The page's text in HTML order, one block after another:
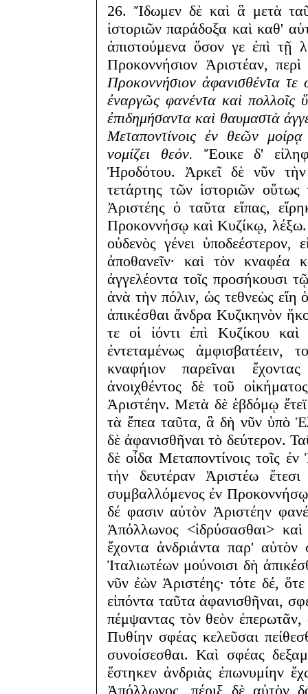
26. Ἴδωμεν δὲ καὶ ἃ μετὰ
ἱστοριῶν παράδοξα καὶ καθ'
ἀπιστούμενα ὅσον γε ἐπὶ τῇ
Προκοννήσιον Ἀριστέαν,
Προκοννήσιον ἀφανισθέντα
ἐναργῶς φανέντα καὶ πολλοῖς
ἐπιδημήσαντα καὶ θαυμαστὰ
Μεταποντίνοις ἐν θεῶν μοίρᾳ
νομίζει θεόν. Ἔοικε δ'
Ἡροδότου. Ἀρκεῖ δὲ νῦν
τετάρτης τῶν ἱστοριῶν
Ἀριστέης ὁ ταῦτα εἴπας,
Προκοννήσῳ καὶ Κυζίκῳ,
οὐδενὸς γένει
ἀποθανεῖν· καὶ τὸν κναφέα
ἀγγελέοντα τοῖς προσήκουσι
ἀνὰ τὴν πόλιν, ὡς τεθνεὼς εἴη
ἀπικέσθαι ἄνδρα Κυζικηνὸν
τε οἱ ἰόντι ἐπὶ Κυζίκου
ἐντεταμένως
κναφήιον παρεῖναι
ἀνοιχθέντος δὲ τοῦ
Ἀριστέην. Μετὰ δὲ ἑβδόμῳ
τὰ ἔπεα ταῦτα, ἃ δὴ νῦν ὑπὸ
δὲ ἀφανισθῆναι τὸ δεύτερον.
δὲ οἶδα Μεταποντίνοις τοῖς
τὴν δευτέραν Ἀριστέω
συμβαλλόμενος ἐν
δέ φασιν αὐτὸν Ἀριστέην
Ἀπόλλωνος <ἱδρύσασθαι>
ἔχοντα ἀνδριάντα παρ'
Ἰταλιωτέων μούνοισι δὴ
νῦν ἐὼν Ἀριστέης· τότε δέ,
εἰπόντα ταῦτα ἀφανισθῆναι,
πέμψαντας τὸν θεὸν
Πυθίην σφέας κελεῦσαι
συνοίσεσθαι. Καὶ σφέας
ἕστηκεν ἀνδριὰς ἐπωνυμίην
Ἀπόλλωνος, πέριξ δὲ αὐτὸν